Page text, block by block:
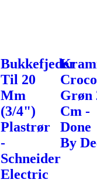
Bukkefjeder
Til 20
Mm
(3/4")
Plastrør
-
Schneider
Electric
Croco
Grøn
Cm -
Done
By